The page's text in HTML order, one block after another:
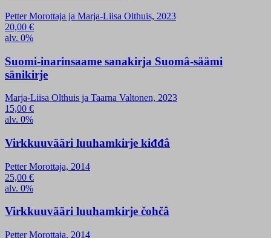
Petter Morottaja ja Marja-Liisa Olthuis, 2023
20,00 €
alv. 0%
Suomi-inarinsaame sanakirja Suomâ-säämi
sänikirje
Marja-Liisa Olthuis ja Taarna Valtonen, 2023
15,00 €
alv. 0%
Virkkuuvääri luuhamkirje kiđđâ
Petter Morottaja, 2014
25,00 €
alv. 0%
Virkkuuvääri luuhamkirje čohčâ
Petter Morottaja, 2014